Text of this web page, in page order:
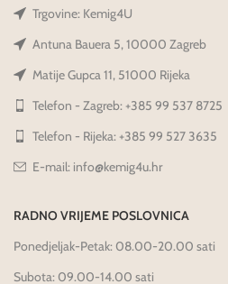
Trgovine: Kemig4U
Antuna Bauera 5, 10000 Zagreb
Matije Gupca 11, 51000 Rijeka
Telefon - Zagreb: +385 99 537 8725
Telefon - Rijeka: +385 99 527 3635
E-mail: info@kemig4u.hr
RADNO VRIJEME POSLOVNICA
Ponedjeljak-Petak: 08.00-20.00 sati
Subota: 09.00-14.00 sati